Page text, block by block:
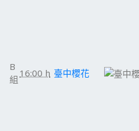
B
組
16:00 h 臺中櫻花